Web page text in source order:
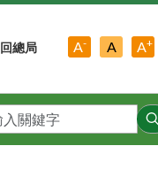
回總局 A-
級
A中
A+
級